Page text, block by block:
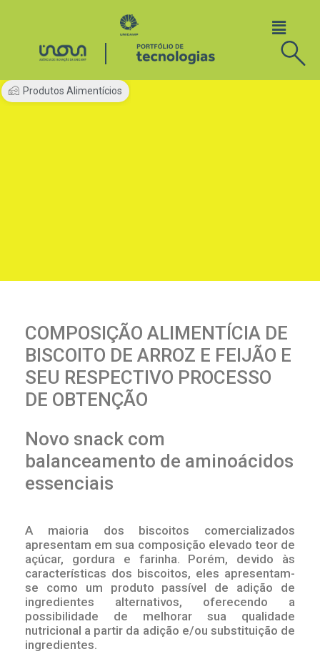
Produtos Alimentícios
COMPOSIÇÃO ALIMENTÍCIA DE
BISCOITO DE ARROZ E FEIJÃO E
SEU RESPECTIVO PROCESSO
DE OBTENÇÃO
Novo snack com
balanceamento de aminoácidos
essenciais
A maioria dos biscoitos comercializados
apresentam em sua composição elevado teor de
açúcar, gordura e farinha. Porém, devido às
características dos biscoitos, eles apresentam-
se como um produto passível de adição de
ingredientes alternativos, oferecendo a
possibilidade de melhorar sua qualidade
nutricional a partir da adição e/ou substituição de
ingredientes.